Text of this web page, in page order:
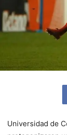
Universidad de